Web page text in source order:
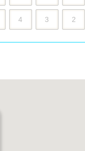
2
3
4